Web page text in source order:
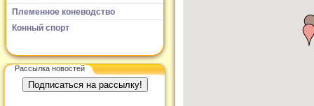
Племенное коневодство
Конный спорт
Рассылка новостей